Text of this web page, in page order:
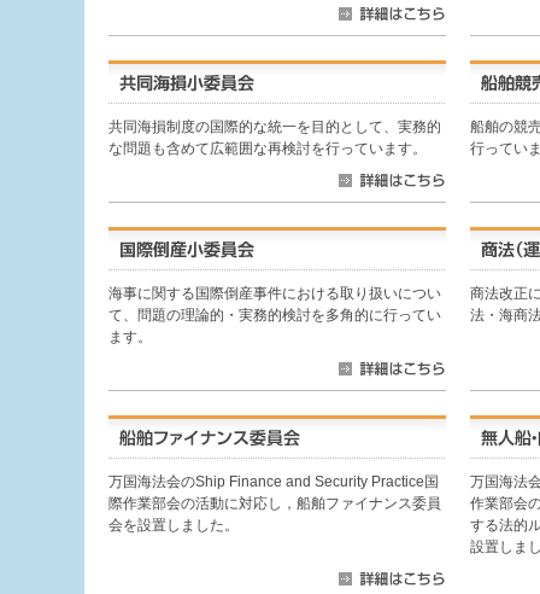
共同海損制度の国際的な統一を目的として、実務的
な問題も含めて広範囲な再検討を行っています。
船舶の競
行ってい
海事に関する国際倒産事件における取り扱いについ
て、問題の理論的・実務的検討を多角的に行ってい
ます。
商法改正
法・海商
万国海法会のShip Finance and Security Practice国
際作業部会の活動に対応し，船舶ファイナンス委員
会を設置しました。
万国海法
作業部会
する法的
設置しま